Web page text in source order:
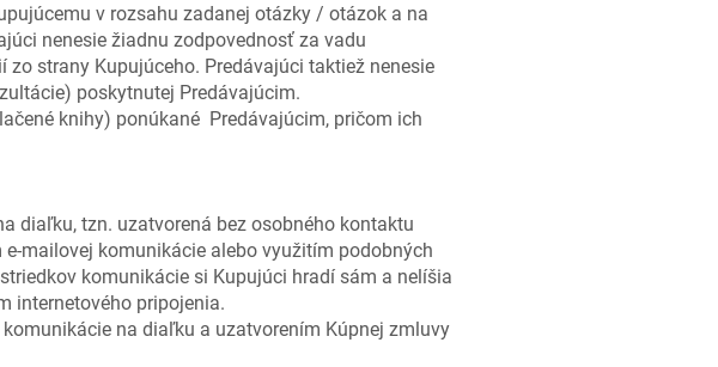
v rozsahu zadanej otázky / otázok a na
nenesie žiadnu zodpovednosť za vadu
strany Kupujúceho. Predávajúci taktiež nenesie
poskytnutej Predávajúcim.
knihy) ponúkané Predávajúcim, pričom ich
diaľku, tzn. uzatvorená bez osobného kontaktu
mailovej komunikácie alebo využitím podobných
komunikácie si Kupujúci hradí sám a nelíšia
internetového pripojenia.
na diaľku a uzatvorením Kúpnej zmluvy